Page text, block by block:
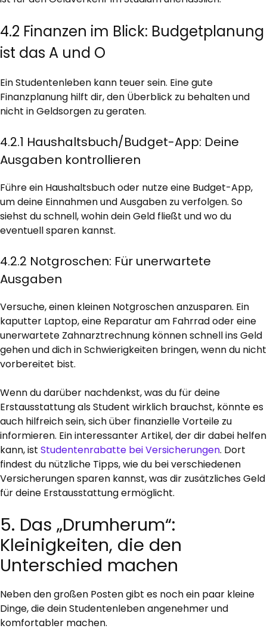
4.2 Finanzen im Blick: Budgetplanung
ist das A und O
Ein Studentenleben kann teuer sein. Eine gute
Finanzplanung hilft dir, den Überblick zu behalten und
nicht in Geldsorgen zu geraten.
4.2.1 Haushaltsbuch/Budget-App: Deine
Ausgaben kontrollieren
Führe ein Haushaltsbuch oder nutze eine Budget-App,
um deine Einnahmen und Ausgaben zu verfolgen. So
siehst du schnell, wohin dein Geld fließt und wo du
eventuell sparen kannst.
4.2.2 Notgroschen: Für unerwartete
Ausgaben
Versuche, einen kleinen Notgroschen anzusparen. Ein
kaputter Laptop, eine Reparatur am Fahrrad oder eine
unerwartete Zahnarztrechnung können schnell ins Geld
gehen und dich in Schwierigkeiten bringen, wenn du nicht
vorbereitet bist.
Wenn du darüber nachdenkst, was du für deine
Erstausstattung als Student wirklich brauchst, könnte es
auch hilfreich sein, sich über finanzielle Vorteile zu
informieren. Ein interessanter Artikel, der dir dabei helfen
kann, ist Studentenrabatte bei Versicherungen. Dort
findest du nützliche Tipps, wie du bei verschiedenen
Versicherungen sparen kannst, was dir zusätzliches Geld
für deine Erstausstattung ermöglicht.
5. Das „Drumherum“:
Kleinigkeiten, die den
Unterschied machen
Neben den großen Posten gibt es noch ein paar kleine
Dinge, die dein Studentenleben angenehmer und
komfortabler machen.